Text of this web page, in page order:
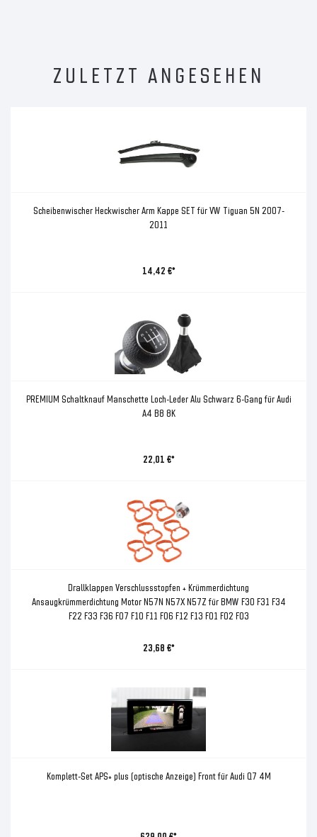
ZULETZT ANGESEHEN
Scheibenwischer Heckwischer Arm Kappe SET für VW Tiguan 5N 2007-
2011
14,42 €*
PREMIUM Schaltknauf Manschette Loch-Leder Alu Schwarz 6-Gang für Audi
A4 B8 8K
22,01 €*
Drallklappen Verschlussstopfen + Krümmerdichtung
Ansaugkrümmerdichtung Motor N57N N57X N57Z für BMW F30 F31 F34
F22 F33 F36 F07 F10 F11 F06 F12 F13 F01 F02 F03
23,68 €*
Komplett-Set APS+ plus (optische Anzeige) Front für Audi Q7 4M